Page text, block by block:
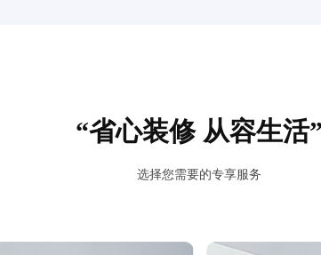
“省心装修 从容生活”
选择您需要的专享服务